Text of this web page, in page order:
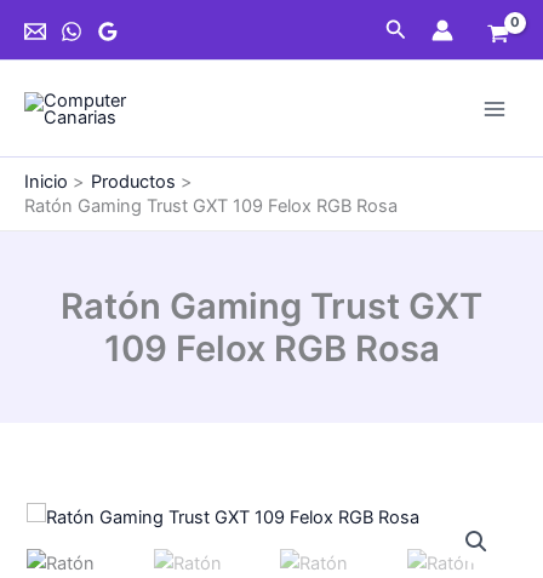
Buscar
Inicio
Productos
Ratón Gaming Trust GXT 109 Felox RGB Rosa
Ratón Gaming Trust GXT
109 Felox RGB Rosa
GXT
109
RGB
Rosa